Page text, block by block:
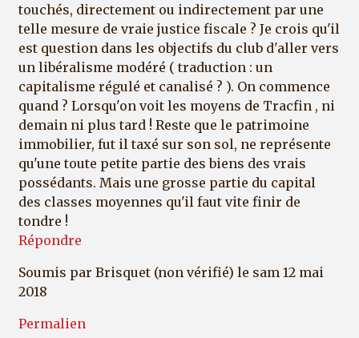
touchés, directement ou indirectement par une
telle mesure de vraie justice fiscale ? Je crois qu'il
est question dans les objectifs du club d'aller vers
un libéralisme modéré ( traduction : un
capitalisme régulé et canalisé ? ). On commence
quand ? Lorsqu'on voit les moyens de Tracfin , ni
demain ni plus tard ! Reste que le patrimoine
immobilier, fut il taxé sur son sol, ne représente
qu'une toute petite partie des biens des vrais
possédants. Mais une grosse partie du capital
des classes moyennes qu'il faut vite finir de
tondre !
Répondre
Soumis par Brisquet (non vérifié) le sam 12 mai
2018
Permalien